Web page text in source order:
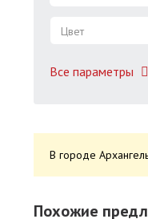
Цвет
Все параметры
В городе
Похожие